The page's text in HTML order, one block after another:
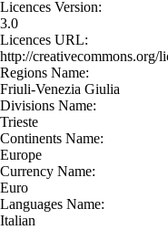
Licences Version:
3.0
Licences URL:
http://creativecommons.org/
Regions Name:
Friuli-Venezia Giulia
Divisions Name:
Trieste
Continents Name:
Europe
Currency Name:
Euro
Languages Name:
Italian